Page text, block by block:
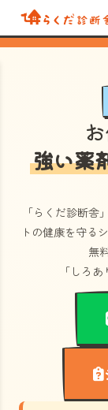
強い薬
「らくだ診断舎」
トの健康を守る
無
「しろ